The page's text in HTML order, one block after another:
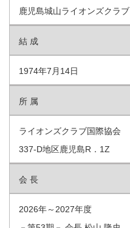
鹿児島城山ライオンズクラブ
結 成
1974年7月14日
所 属
ライオンズクラブ国際協会
337-D地区鹿児島R．1Z
会 長
2026年～2027年度